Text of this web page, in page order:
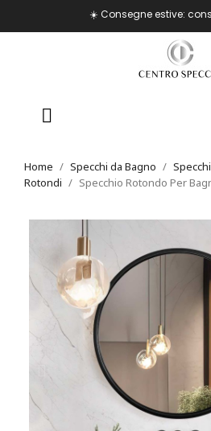
☀️ Consegne estive:
Home Specchi da Bagno
Rotondi
Specchio Rotondo Per